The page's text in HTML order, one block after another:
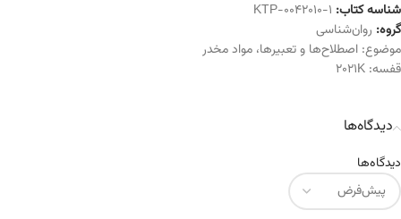
شناسه کتاب: KTP-0042010-1
گروه: روان‌شناسی
موضوع: اصطلاح‌ها و تعبیرها، مواد مخدر
قفسه: 2021K
دیدگاه‌ها
دیدگاه‌ها